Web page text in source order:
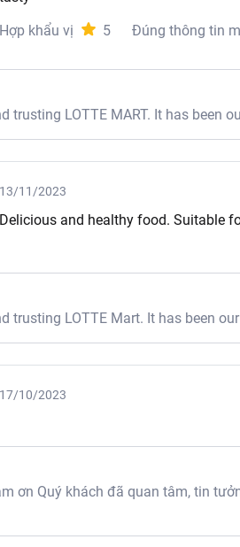
Hợp khẩu vị
5 Đúng thông tin
trusting LOTTE MART. It has been
13/11/2023
Delicious and healthy food. Suitable
trusting LOTTE Mart. It has been
17/10/2023
ơn Quý khách đã quan tâm, tin